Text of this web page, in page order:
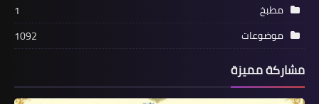
مطبخ
1
موضوعات
1092
مشاركة مميزة